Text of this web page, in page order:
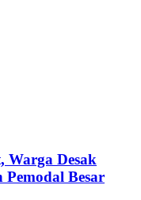
Warga Desak
Besar